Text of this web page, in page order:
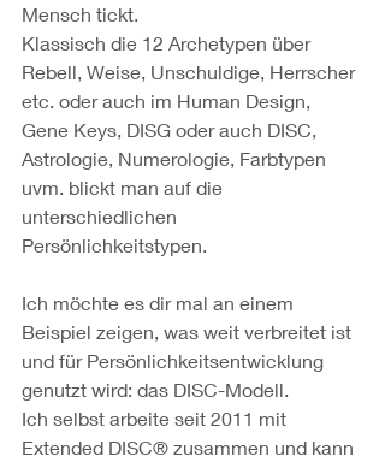
Mensch tickt.
Klassisch die 12 Archetypen über
Rebell, Weise, Unschuldige, Herrscher
etc. oder auch im Human Design,
Gene Keys, DISG oder auch DISC,
Astrologie, Numerologie, Farbtypen
uvm. blickt man auf die
unterschiedlichen
Persönlichkeitstypen.
Ich möchte es dir mal an einem
Beispiel zeigen, was weit verbreitet ist
und für Persönlichkeitsentwicklung
genutzt wird: das DISC-Modell.
Ich selbst arbeite seit 2011 mit
Extended DISC® zusammen und kann